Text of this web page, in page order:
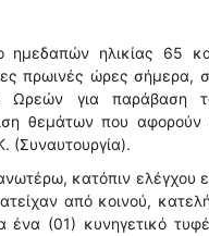
ημεδαπών ηλικίας 65
πρωινές ώρες σήμερα,
Ωρεών για παράβαση
θεμάτων που αφορούν
(Συναυτουργία).
κατόπιν ελέγχου
από κοινού,
ένα (01) κυνηγετικό